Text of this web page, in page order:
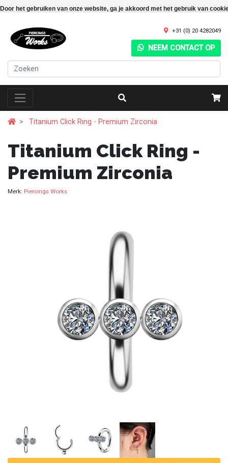
Door het gebruiken van onze website, ga je akkoord met het gebruik van
+31 (0) 20 4282049
NEEM CONTACT OP
Titanium Click Ring - Premium Zirconia
Titanium Click Ring -
Premium Zirconia
Merk: Piercings Works